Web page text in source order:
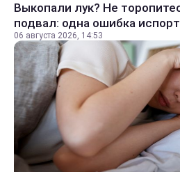
Выкопали лук? Не
подвал: одна ошибка
06 августа 2026, 14:53